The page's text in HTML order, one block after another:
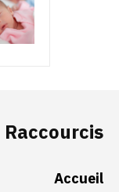
Raccourcis
Accueil